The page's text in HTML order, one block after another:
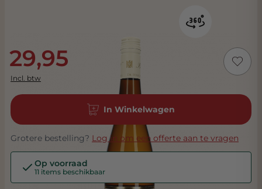
29,95
Incl. btw
In Winkelwagen
Grotere bestelling? Log in om een offerte aan te vragen
Op voorraad
11 items beschikbaar